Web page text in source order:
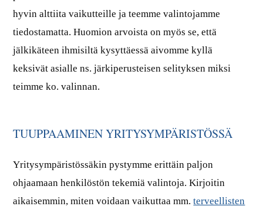
hyvin alttiita vaikutteille ja teemme valintojamme
tiedostamatta. Huomion arvoista on myös se, että
jälkikäteen ihmisiltä kysyttäessä aivomme kyllä
keksivät asialle ns. järkiperusteisen selityksen miksi
teimme ko. valinnan.
TUUPPAAMINEN YRITYSYMPÄRISTÖSSÄ
Yritysympäristössäkin pystymme erittäin paljon
ohjaamaan henkilöstön tekemiä valintoja. Kirjoitin
aikaisemmin, miten voidaan vaikuttaa mm.terveellisten